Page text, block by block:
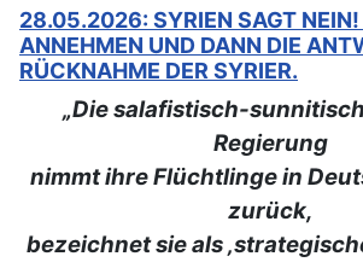
28.05.2026: SYRIEN SAGT NEIN!
ANNEHMEN UND DANN DIE
RÜCKNAHME DER SYRIER.
„Die salafistisch-
Regierung
nimmt ihreFlüchtlinge in
zurück,
bezeichnet sie als